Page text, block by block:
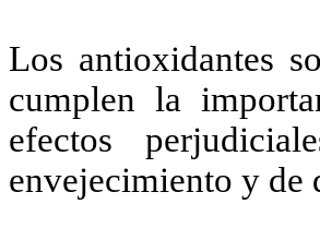
Los antioxidantes
cumplen la
efectos
envejecimiento y de